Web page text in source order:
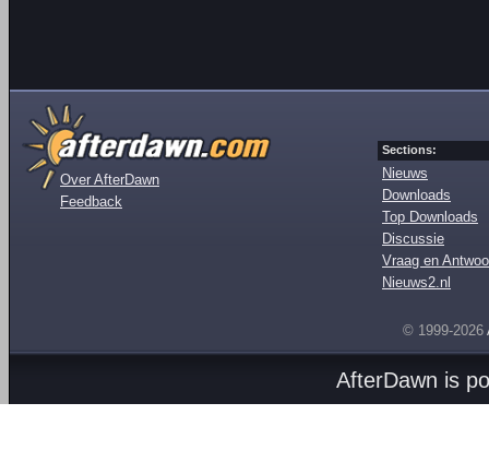
Over AfterDawn
Feedback
Sections:
Nieuws
Downloads
Top Downloads
Discussie
Vraag en
Nieuws2.nl
© 1999-2026
AfterDawn is